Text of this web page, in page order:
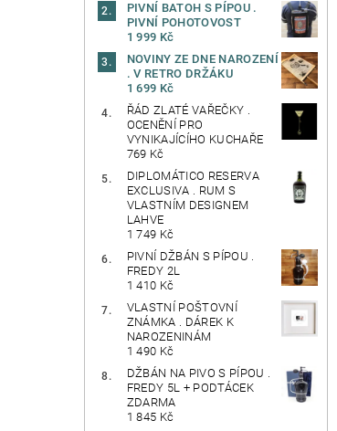
PIVNÍ BATOH S PÍPOU .
PIVNÍ POHOTOVOST
1 999 Kč
NOVINY ZE DNE NAROZENÍ
. V RETRO DRŽÁKU
1 699 Kč
ŘÁD ZLATÉ VAŘEČKY .
OCENĚNÍ PRO
VYNIKAJÍCÍHO KUCHAŘE
769 Kč
DIPLOMÁTICO RESERVA
EXCLUSIVA . RUM S
VLASTNÍM DESIGNEM
LAHVE
1 749 Kč
PIVNÍ DŽBÁN S PÍPOU .
FREDY 2L
1 410 Kč
VLASTNÍ POŠTOVNÍ
ZNÁMKA . DÁREK K
NAROZENINÁM
1 490 Kč
DŽBÁN NA PIVO S PÍPOU .
FREDY 5L + PODTÁCEK
ZDARMA
1 845 Kč